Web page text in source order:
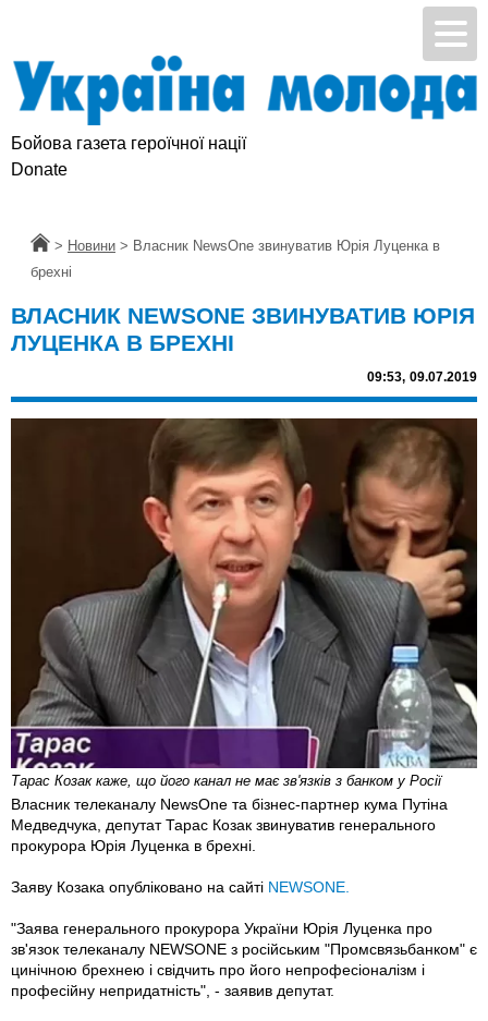
Бойова газета героїчної нації
Donate
Головна
> Новини > Власник NewsOne звинуватив Юрія Луценка в
брехні
ВЛАСНИК NEWSONE ЗВИНУВАТИВ ЮРІЯ
ЛУЦЕНКА В БРЕХНІ
09:53, 09.07.2019
Тарас Козак каже, що його канал не має зв'язків з банком у Росії
Власник телеканалу NewsOne та бізнес-партнер кума Путіна
Медведчука, депутат Тарас Козак звинуватив генерального
прокурора Юрія Луценка в брехні.
Заяву Козака опубліковано на сайті NEWSONE.
"Заява генерального прокурора України Юрія Луценка про
зв'язок телеканалу NEWSONE з російським "Промсвязьбанком" є
цинічною брехнею і свідчить про його непрофесіоналізм і
професійну непридатність", - заявив депутат.